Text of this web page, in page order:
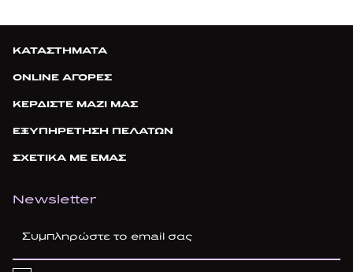
ΚΑΤΑΣΤΗΜΑΤΑ
ONLINE ΑΓΟΡΕΣ
ΚΕΡΔΙΣΤΕ ΜΑΖΙ ΜΑΣ
ΕΞΥΠΗΡΕΤΗΣΗ ΠΕΛΑΤΩΝ
ΣΧΕΤΙΚΑ ΜΕ ΕΜΑΣ
Newsletter